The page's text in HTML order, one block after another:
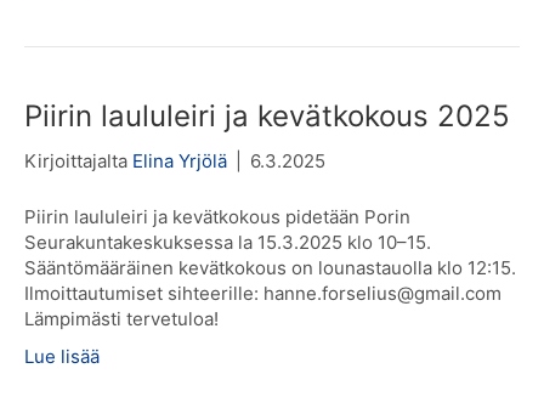
Piirin laululeiri ja kevätkokous 2025
Kirjoittajalta Elina Yrjölä 6.3.2025
Piirin laululeiri ja kevätkokous pidetään Porin
Seurakuntakeskuksessa la 15.3.2025 klo 10–15.
Sääntömääräinen kevätkokous on lounastauolla klo 12:15.
Ilmoittautumiset sihteerille: hanne.forselius@gmail.com
Lämpimästi tervetuloa!
Lue lisää